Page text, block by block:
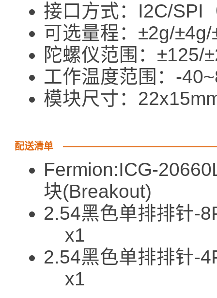
接口方式：I2C/SPI
可选量程：±2g/
陀螺仪范围：±125/
工作温度范围：-
模块尺寸：
配送清单
Fermion:ICG-
块(Breakout)
2.54黑
x1
2.54黑
x1